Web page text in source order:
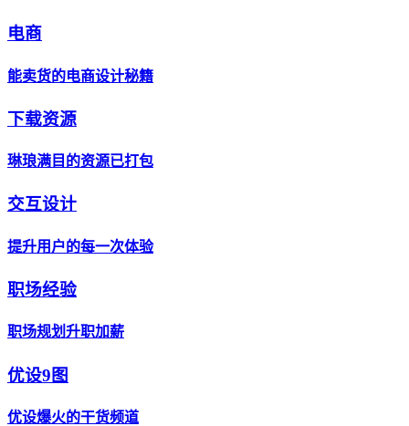
电商
能卖货的电商设计秘籍
下载资源
琳琅满目的资源已打包
交互设计
提升用户的每一次体验
职场经验
职场规划升职加薪
优设9图
优设爆火的干货频道